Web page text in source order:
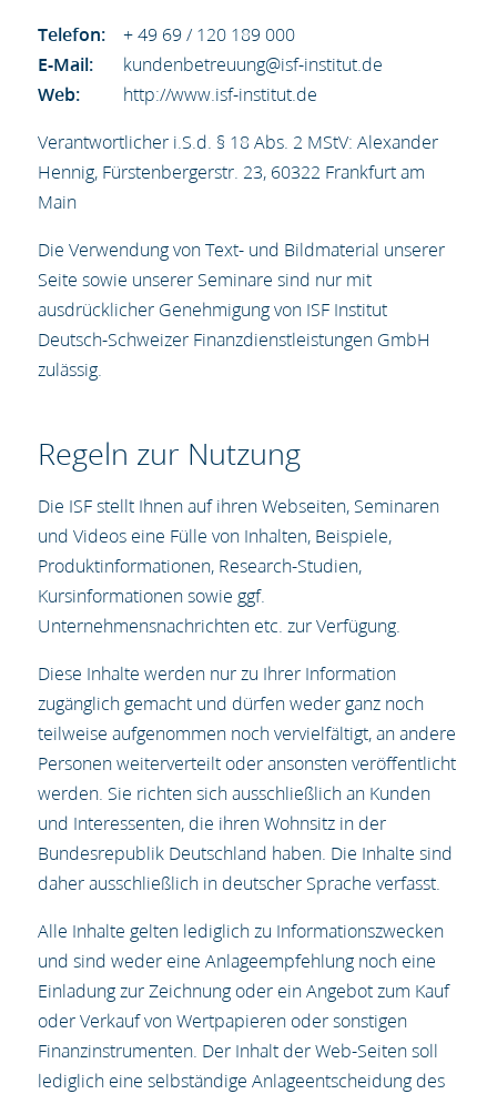
Telefon:
+ 49 69 / 120 189 000
E-Mail:
kundenbetreuung@isf-institut.de
Web:
http://www.isf-institut.de
Verantwortlicher i.S.d. § 18 Abs. 2 MStV: Alexander
Hennig, Fürstenbergerstr. 23, 60322 Frankfurt am
Main
Die Verwendung von Text- und Bildmaterial unserer
Seite sowie unserer Seminare sind nur mit
ausdrücklicher Genehmigung von ISF Institut
Deutsch-Schweizer Finanzdienstleistungen GmbH
zulässig.
Regeln zur Nutzung
Die ISF stellt Ihnen auf ihren Webseiten, Seminaren
und Videos eine Fülle von Inhalten, Beispiele,
Produktinformationen, Research-Studien,
Kursinformationen sowie ggf.
Unternehmensnachrichten etc. zur Verfügung.
Diese Inhalte werden nur zu Ihrer Information
zugänglich gemacht und dürfen weder ganz noch
teilweise aufgenommen noch vervielfältigt, an andere
Personen weiterverteilt oder ansonsten veröffentlicht
werden. Sie richten sich ausschließlich an Kunden
und Interessenten, die ihren Wohnsitz in der
Bundesrepublik Deutschland haben. Die Inhalte sind
daher ausschließlich in deutscher Sprache verfasst.
Alle Inhalte gelten lediglich zu Informationszwecken
und sind weder eine Anlageempfehlung noch eine
Einladung zur Zeichnung oder ein Angebot zum Kauf
oder Verkauf von Wertpapieren oder sonstigen
Finanzinstrumenten. Der Inhalt der Web-Seiten soll
lediglich eine selbständige Anlageentscheidung des